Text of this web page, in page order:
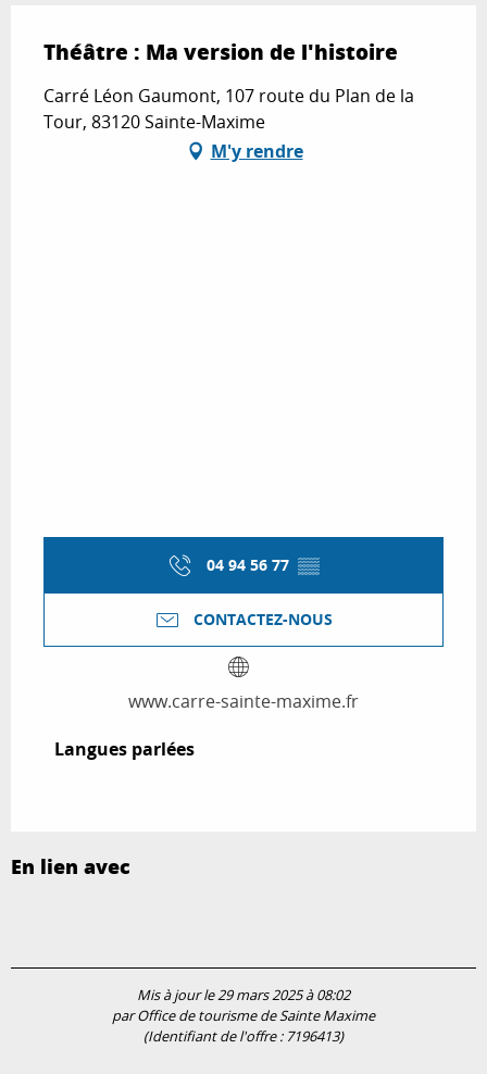
Théâtre : Ma version de l'histoire
Carré Léon Gaumont, 107 route du Plan de la
Tour, 83120 Sainte-Maxime
M'y rendre
04 94 56 77 ▒▒
CONTACTEZ-NOUS
www.carre-sainte-maxime.fr
Langues parlées
Langues parlées
En lien avec
Mis à jour le 29 mars 2025 à 08:02
par Office de tourisme de Sainte Maxime
(Identifiant de l'offre : 7196413)